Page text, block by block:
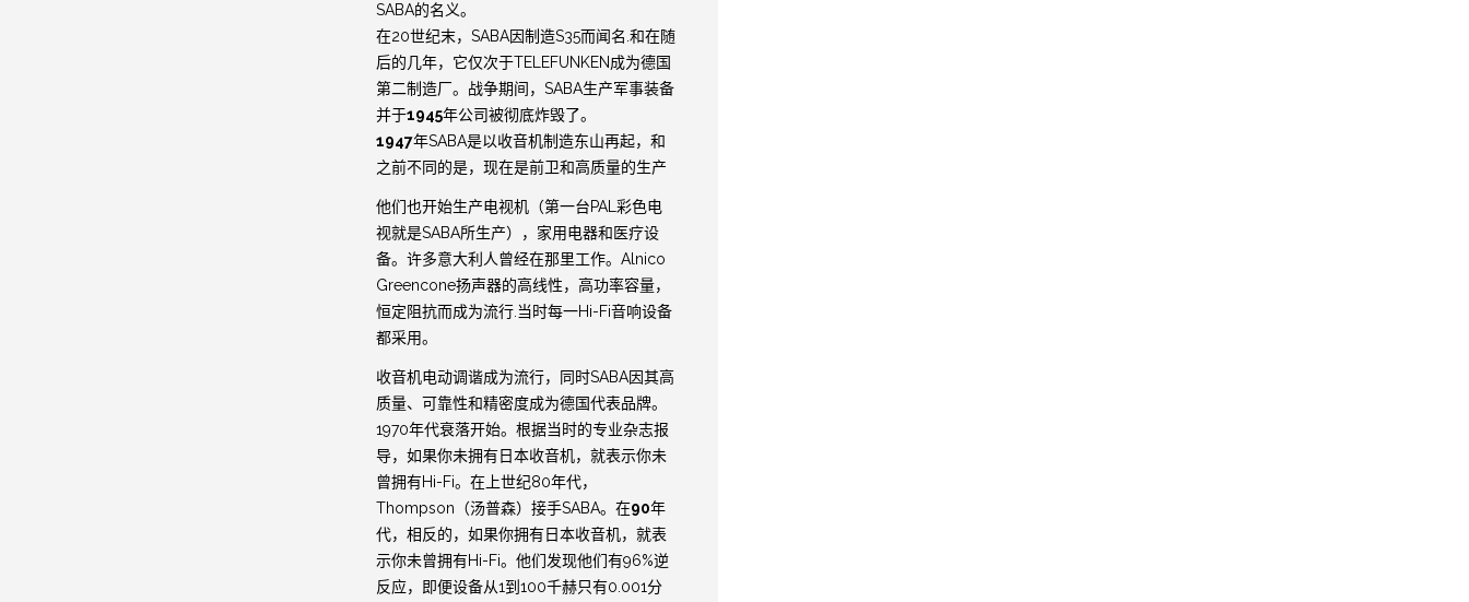
SABA的名义。
在20世纪末，SABA因制造S35而闻名.和在随
后的几年，它仅次于TELEFUNKEN成为德国
第二制造厂。战争期间，SABA生产军事装备
并于1945年公司被彻底炸毁了。
1947年SABA是以收音机制造东山再起，和
之前不同的是，现在是前卫和高质量的生产
他们也开始生产电视机（第一台PAL彩色电
视就是SABA所生产），家用电器和医疗设
备。许多意大利人曾经在那里工作。Alnico
Greencone扬声器的高线性，高功率容量，
恒定阻抗而成为流行.当时每一Hi-Fi音响设备
都采用。
收音机电动调谐成为流行，同时SABA因其高
质量、可靠性和精密度成为德国代表品牌。
1970年代衰落开始。根据当时的专业杂志报
导，如果你未拥有日本收音机，就表示你未
曾拥有Hi-Fi。在上世纪80年代，
Thompson（汤普森）接手SABA。在90年
代，相反的，如果你拥有日本收音机，就表
示你未曾拥有Hi-Fi。他们发现他们有96%逆
反应，即便设备从1到100千赫只有0.001分